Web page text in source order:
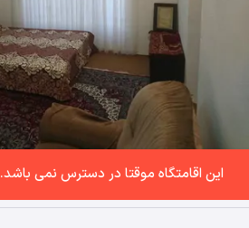
این اقامتگاه موقتا در دسترس نمی باشد.